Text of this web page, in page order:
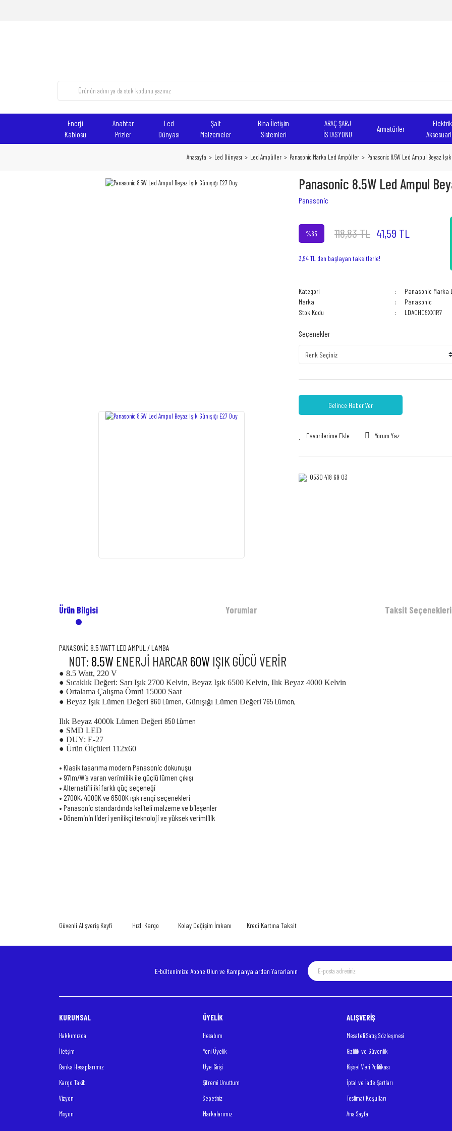
Enerji
Kablosu
Anahtar
Prizler
Led
Dünyası
Şalt
Malzemeler
Bina İletişim
Sistemleri
ARAÇ ŞARJ
İSTASYONU
Armatürler
Elektrik
Anasayfa Led Dünyası Led Ampüller Panasonic Marka Led Ampüller Panasonic 8.5W Led Ampul Beyaz Işık
Panasonic 8.5W Led Ampul
Panasonic
%65 118,83 TL 41,59 TL
3,94 TL den başlayan taksitlerle!
Kategori
Panasonic Marka
Marka
Panasonic
Stok Kodu
LDACH09XX1R7
Seçenekler
Gelince Haber Ver
Yorum Yaz
0530 418 69 03‎‎
Ürün Bilgisi Yorumlar Taksit Seçenekleri
PANASONİC 8.5 WATT LED AMPUL / LAMBA
NOT: 8.5W ENERJİ HARCAR 60W IŞIK GÜCÜ VERİR
● 8.5 Watt, 220 V
● Sıcaklık Değeri: Sarı Işık 2700 Kelvin, Beyaz Işık 6500 Kelvin, Ilık Beyaz 4000 Kelvin
● Ortalama Çalışma Ömrü 15000 Saat
● Beyaz Işık Lümen Değeri 860 Lümen, Günışığı Lümen Değeri 765 Lümen,
Ilık Beyaz 4000k Lümen Değeri 850 Lümen
● SMD LED
● DUY: E-27
● Ürün Ölçüleri 112x60
• Klasik tasarıma modern Panasonic dokunuşu
• 97lm/W’a varan verimlilik ile güçlü lümen çıkışı
• Alternatifli iki farklı güç seçeneği
• 2700K, 4000K ve 6500K ışık rengi seçenekleri
• Panasonic standardında kaliteli malzeme ve bileşenler
• Döneminin lideri yenilikçi teknoloji ve yüksek verimlilik
Ürün bilgilerinde hatalar bulunuyor.
Ürün fiyatı diğer sitelerden daha pahalı.
Gönder
Güvenli Alışveriş Keyfi Hızlı Kargo Kolay Değişim İmkanı Kredi Kartına Taksit
E-bültenimize Abone Olun ve Kampanyalardan Yararlanın
KURUMSAL
Hakkımızda
İletişim
Banka Hesaplarımız
Kargo Takibi
Vizyon
Misyon
ÜYELİK
Hesabım
Yeni Üyelik
Üye Girişi
Şifremi Unuttum
Sepetiniz
Markalarımız
ALIŞVERİŞ
Mesafeli Satış Sözleşmesi
Gizlilik ve Güvenlik
Kişisel Veri Politikası
İptal ve İade Şartları
Teslimat Koşulları
Ana Sayfa